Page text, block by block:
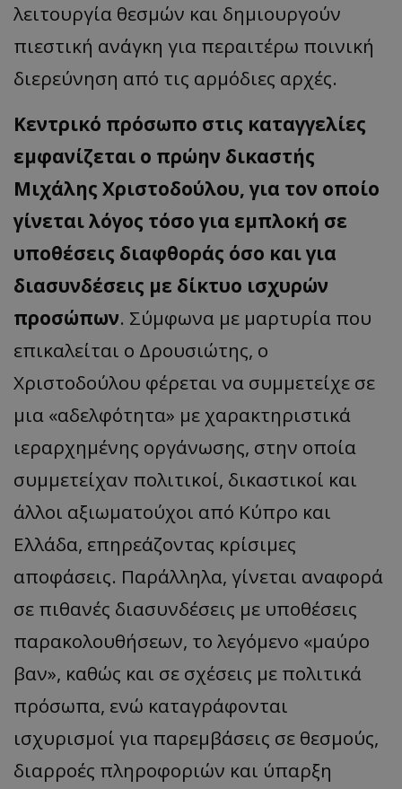
λειτουργία θεσμών και δημιουργούν
πιεστική ανάγκη για περαιτέρω ποινική
διερεύνηση από τις αρμόδιες αρχές.
Κεντρικό πρόσωπο στις καταγγελίες
εμφανίζεται ο πρώην δικαστής
Μιχάλης Χριστοδούλου, για τον οποίο
γίνεται λόγος τόσο για εμπλοκή σε
υποθέσεις διαφθοράς όσο και για
διασυνδέσεις με δίκτυο ισχυρών
προσώπων. Σύμφωνα με μαρτυρία που
επικαλείται ο Δρουσιώτης, ο
Χριστοδούλου φέρεται να συμμετείχε σε
μια «αδελφότητα» με χαρακτηριστικά
ιεραρχημένης οργάνωσης, στην οποία
συμμετείχαν πολιτικοί, δικαστικοί και
άλλοι αξιωματούχοι από Κύπρο και
Ελλάδα, επηρεάζοντας κρίσιμες
αποφάσεις. Παράλληλα, γίνεται αναφορά
σε πιθανές διασυνδέσεις με υποθέσεις
παρακολουθήσεων, το λεγόμενο «μαύρο
βαν», καθώς και σε σχέσεις με πολιτικά
πρόσωπα, ενώ καταγράφονται
ισχυρισμοί για παρεμβάσεις σε θεσμούς,
διαρροές πληροφοριών και ύπαρξη